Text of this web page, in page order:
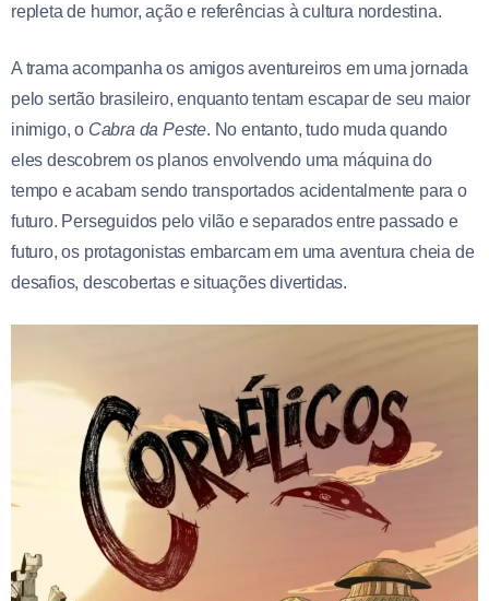
repleta de humor, ação e referências à cultura nordestina.
A trama acompanha os amigos aventureiros em uma jornada
pelo sertão brasileiro, enquanto tentam escapar de seu maior
inimigo, o Cabra da Peste. No entanto, tudo muda quando
eles descobrem os planos envolvendo uma máquina do
tempo e acabam sendo transportados acidentalmente para o
futuro. Perseguidos pelo vilão e separados entre passado e
futuro, os protagonistas embarcam em uma aventura cheia de
desafios, descobertas e situações divertidas.